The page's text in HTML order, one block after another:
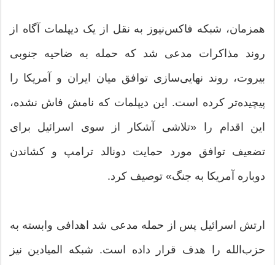
همزمان، شبکه فاکس‌نیوز به نقل از یک دیپلمات آگاه از
روند مذاکرات مدعی شد که حمله به ضاحیه جنوبی
بیروت، روند نهایی‌سازی توافق میان ایران و آمریکا را
پیچیده‌تر کرده است. این دیپلمات که نامش فاش نشده،
این اقدام را «تلاشی آشکار از سوی اسرائیل برای
تضعیف توافق مورد حمایت دونالد ترامپ و کشاندن
دوباره آمریکا به جنگ» توصیف کرد.
ارتش اسرائیل پس از حمله مدعی شد اهدافی وابسته به
حزب‌الله را هدف قرار داده است. شبکه المیادین نیز